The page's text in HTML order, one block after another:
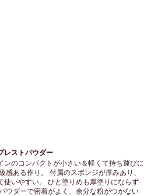
ストパウダー
ンのコンパクトが小さい＆軽くて持ち運びに
感ある作り。 付属のスポンジが厚みあり、
使いやすい。 ひと塗りめも厚塗りにならず
ウダーで密着がよく、余分な粉がつかない